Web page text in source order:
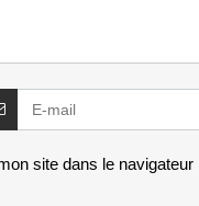
site dans le